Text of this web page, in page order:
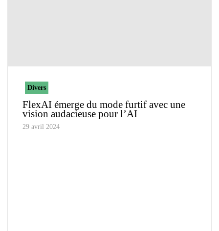
Divers
FlexAI émerge du mode furtif avec une
vision audacieuse pour l’AI
29 avril 2024